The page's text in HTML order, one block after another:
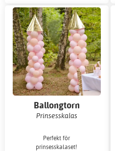
Ballongtorn
Prinsesskalas
Perfekt för
prinsesskalaset!